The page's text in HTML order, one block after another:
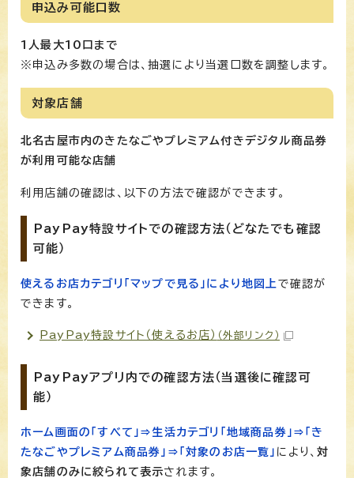
申込み可能口数
1人最大10口まで
※申込み多数の場合は、抽選により当選口数を調整します。
対象店舗
北名古屋市内のきたなごやプレミアム付きデジタル商品券
が利用可能な店舗
利用店舗の確認は、以下の方法で確認ができます。
PayPay特設サイトでの確認方法（どなたでも確認
可能）
使えるお店カテゴリ「マップで見る」により地図上 で確認が
できます。
PayPay特設サイト（使えるお店） （外部リンク）
PayPayアプリ内での確認方法（当選後に確認可
能）
ホーム画面の「すべて」⇒生活カテゴリ「地域商品券」⇒「き
たなごやプレミアム商品券」⇒「対象のお店一覧」 により、対
象店舗のみに絞られて表示されます。